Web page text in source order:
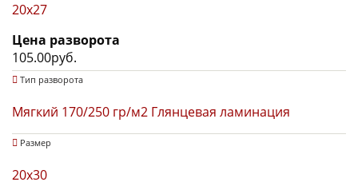
20х27
Цена разворота
105.00руб.
Тип разворота
Мягкий 170/250 гр/м2 Глянцевая ламинация
Размер
20х30